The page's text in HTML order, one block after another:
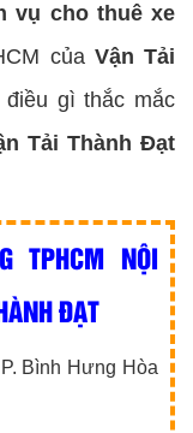
vụ cho thuê xe
của Vận Tải
gì thắc mắc
Tải Thành Đạt
TPHCM NỘI
ĐẠT
Bình Hưng Hòa